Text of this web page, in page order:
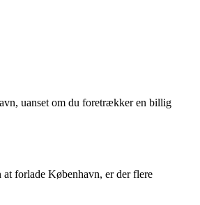
uanset om du foretrækker en billig
forlade København, er der flere